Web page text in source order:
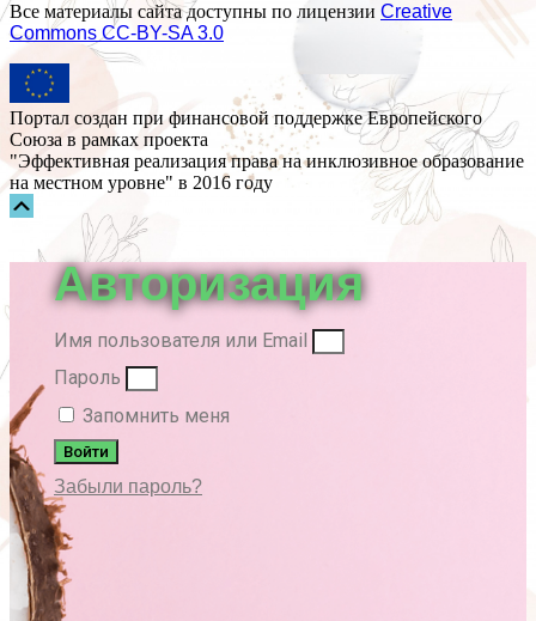
Все материалы сайта доступны по лицензии Creative
Commons СС-BY-SA 3.0
Портал создан при финансовой поддержке Европейского
Союза в рамках проекта
"Эффективная реализация права на инклюзивное образование
на местном уровне" в 2016 году
вверх
Авторизация
Имя пользователя или Email
Пароль
Запомнить меня
Войти
Забыли пароль?